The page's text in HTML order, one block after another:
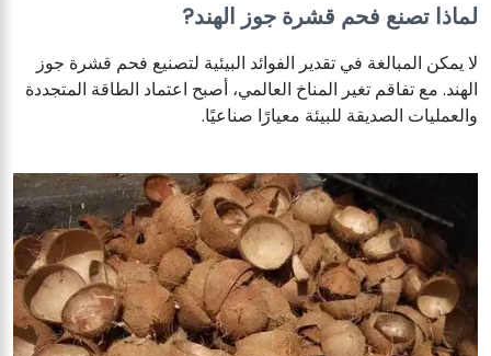
لماذا تصنع فحم قشرة جوز الهند?
لا يمكن المبالغة في تقدير الفوائد البيئية لتصنيع فحم قشرة جوز
الهند. مع تفاقم تغير المناخ العالمي، أصبح اعتماد الطاقة المتجددة
والعمليات الصديقة للبيئة معيارًا صناعيًا.